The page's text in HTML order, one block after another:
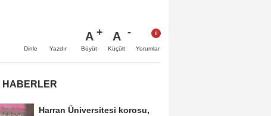
Dinle Yazdır
A
Büyüt
A
Küçült Yorumlar
HABERLER
Harran Üniversitesi korosu,